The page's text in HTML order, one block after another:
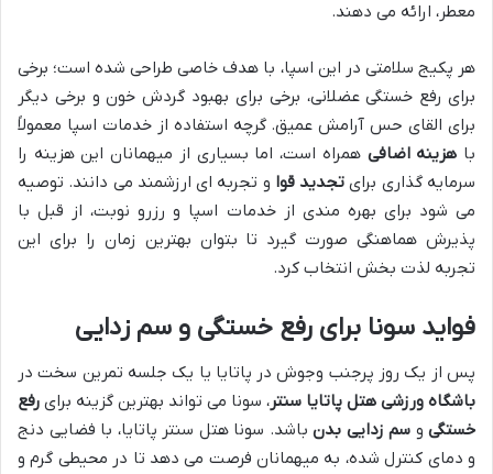
معطر، ارائه می دهند.
هر پکیج سلامتی در این اسپا، با هدف خاصی طراحی شده است؛ برخی
برای رفع خستگی عضلانی، برخی برای بهبود گردش خون و برخی دیگر
برای القای حس آرامش عمیق. گرچه استفاده از خدمات اسپا معمولاً
با هزینه اضافی همراه است، اما بسیاری از میهمانان این هزینه را
سرمایه گذاری برای تجدید قوا و تجربه ای ارزشمند می دانند. توصیه
می شود برای بهره مندی از خدمات اسپا و رزرو نوبت، از قبل با
پذیرش هماهنگی صورت گیرد تا بتوان بهترین زمان را برای این
تجربه لذت بخش انتخاب کرد.
فواید سونا برای رفع خستگی و سم زدایی
پس از یک روز پرجنب وجوش در پاتایا یا یک جلسه تمرین سخت در
باشگاه ورزشی هتل پاتایا سنتر، سونا می تواند بهترین گزینه برای رفع
خستگی و سم زدایی بدن باشد. سونا هتل سنتر پاتایا، با فضایی دنج
و دمای کنترل شده، به میهمانان فرصت می دهد تا در محیطی گرم و